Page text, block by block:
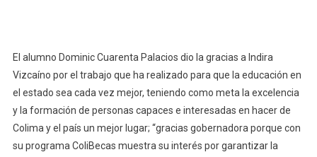
El alumno Dominic Cuarenta Palacios dio la gracias a Indira
Vizcaíno por el trabajo que ha realizado para que la educación en
el estado sea cada vez mejor, teniendo como meta la excelencia
y la formación de personas capaces e interesadas en hacer de
Colima y el país un mejor lugar; “gracias gobernadora porque con
su programa ColiBecas muestra su interés por garantizar la